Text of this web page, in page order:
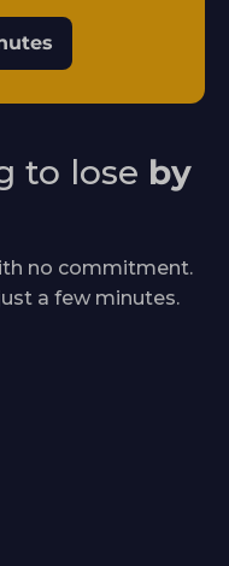
to lose by
no commitment.
a few minutes.